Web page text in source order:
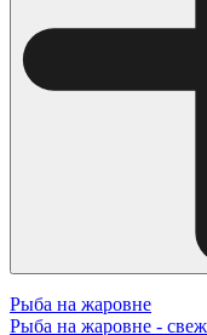
Рыба на жаровне
Рыба на жаровне -